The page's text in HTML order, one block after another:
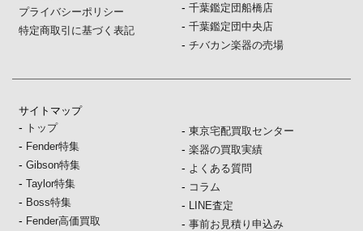
プライバシーポリシー
特定商取引に基づく表記
- 千葉鑑定団船橋店
- 千葉鑑定団中央店
- チバカン楽器の売場
サイトマップ
- トップ
- Fender特集
-Gibson特集
-Taylor特集
- Boss特集
- Fender高価買取
- 東京宅配買取センター
- 楽器の買取実績
- よくある質問
- コラム
- LINE査定
- 事前お見積り申込み